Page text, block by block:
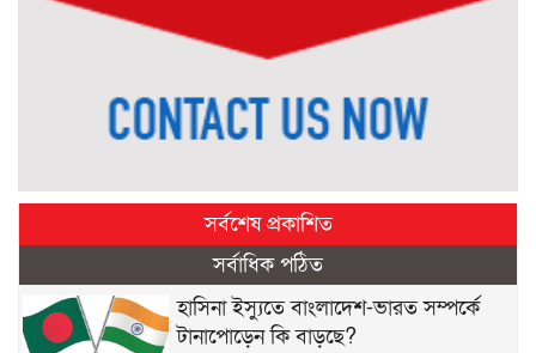
সর্বশেষ প্রকাশিত
সর্বাধিক পঠিত
হাসিনা ইস্যুতে বাংলাদেশ-ভারত সম্পর্কে
টানাপোড়েন কি বাড়ছে?